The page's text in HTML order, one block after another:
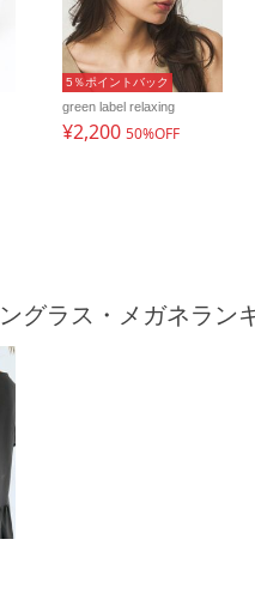
5％ポイントバック
green label relaxing
¥2,200 50%OFF
グラス・メガネラン